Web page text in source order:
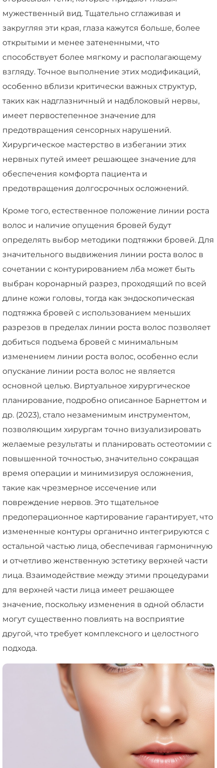
мужественный вид. Тщательно сглаживая и
закругляя эти края, глаза кажутся больше, более
открытыми и менее затененными, что
способствует более мягкому и располагающему
взгляду. Точное выполнение этих модификаций,
особенно вблизи критически важных структур,
таких как надглазничный и надблоковый нервы,
имеет первостепенное значение для
предотвращения сенсорных нарушений.
Хирургическое мастерство в избегании этих
нервных путей имеет решающее значение для
обеспечения комфорта пациента и
предотвращения долгосрочных осложнений.
Кроме того, естественное положение линии роста
волос и наличие опущения бровей будут
определять выбор методики подтяжки бровей. Для
значительного выдвижения линии роста волос в
сочетании с контурированием лба может быть
выбран коронарный разрез, проходящий по всей
длине кожи головы, тогда как эндоскопическая
подтяжка бровей с использованием меньших
разрезов в пределах линии роста волос позволяет
добиться подъема бровей с минимальным
изменением линии роста волос, особенно если
опускание линии роста волос не является
основной целью. Виртуальное хирургическое
планирование, подробно описанное Барнеттом и
др. (2023), стало незаменимым инструментом,
позволяющим хирургам точно визуализировать
желаемые результаты и планировать остеотомии с
повышенной точностью, значительно сокращая
время операции и минимизируя осложнения,
такие как чрезмерное иссечение или
повреждение нервов. Это тщательное
предоперационное картирование гарантирует, что
измененные контуры органично интегрируются с
остальной частью лица, обеспечивая гармоничную
и отчетливо женственную эстетику верхней части
лица. Взаимодействие между этими процедурами
для верхней части лица имеет решающее
значение, поскольку изменения в одной области
могут существенно повлиять на восприятие
другой, что требует комплексного и целостного
подхода.